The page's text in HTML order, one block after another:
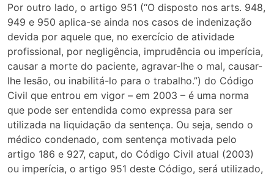
Por outro lado, o artigo 951 (“O disposto nos arts. 948,
949 e 950 aplica-se ainda nos casos de indenização
devida por aquele que, no exercício de atividade
profissional, por negligência, imprudência ou imperícia,
causar a morte do paciente, agravar-lhe o mal, causar-
lhe lesão, ou inabilitá-lo para o trabalho.”) do Código
Civil que entrou em vigor – em 2003 – é uma norma
que pode ser entendida como expressa para ser
utilizada na liquidação da sentença. Ou seja, sendo o
médico condenado, com sentença motivada pelo
artigo 186 e 927, caput, do Código Civil atual (2003)
ou imperícia, o artigo 951 deste Código, será utilizado,